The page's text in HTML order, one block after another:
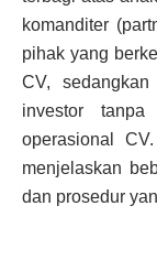
komanditer
pihak yang
CV,
investor
operasional
menjelaskan
dan prosedur